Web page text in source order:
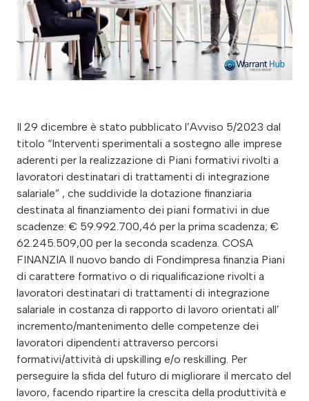
Il 29 dicembre è stato pubblicato l’Avviso 5/2023 dal
titolo “Interventi sperimentali a sostegno alle imprese
aderenti per la realizzazione di Piani formativi rivolti a
lavoratori destinatari di trattamenti di integrazione
salariale” , che suddivide la dotazione finanziaria
destinata al finanziamento dei piani formativi in due
scadenze: € 59.992.700,46 per la prima scadenza; €
62.245.509,00 per la seconda scadenza. COSA
FINANZIA Il nuovo bando di Fondimpresa finanzia Piani
di carattere formativo o di riqualificazione rivolti a
lavoratori destinatari di trattamenti di integrazione
salariale in costanza di rapporto di lavoro orientati all’
incremento/mantenimento delle competenze dei
lavoratori dipendenti attraverso percorsi
formativi/attività di upskilling e/o reskilling. Per
perseguire la sfida del futuro di migliorare il mercato del
lavoro, facendo ripartire la crescita della produttività e